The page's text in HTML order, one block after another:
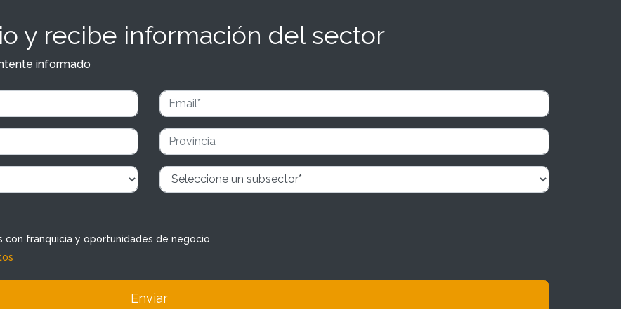
y recibe información del sector
informado
franquicia y oportunidades de negocio
Enviar